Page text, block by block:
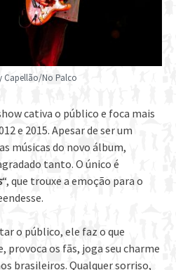
Capellão/No Palco
cativa o público e foca mais
e 2015. Apesar de ser um
músicas do novo álbum,
tanto. O único é
“, que trouxe a emoção para o
o público, ele faz o que
provoca os fãs, joga seu charme
brasileiros. Qualquer sorriso,